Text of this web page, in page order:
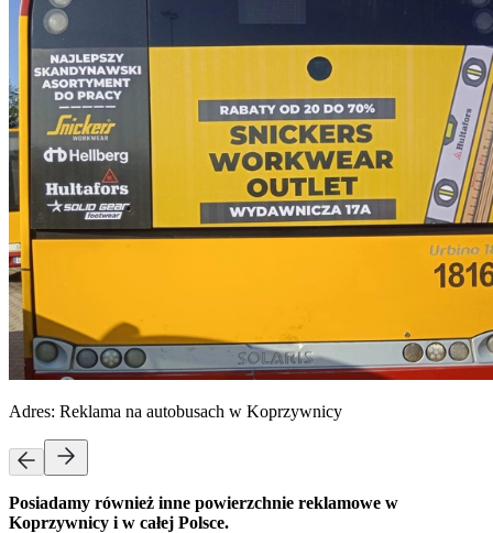
Adres: Reklama na autobusach w Koprzywnicy
Posiadamy również inne powierzchnie reklamowe w
Koprzywnicy i w całej Polsce.